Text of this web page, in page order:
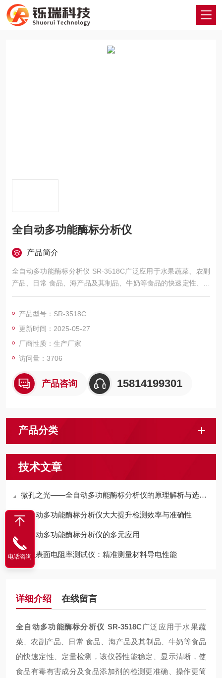
全自动多功能酶标分析仪
产品简介
全自动多功能酶标分析仪 SR-3518C广泛应用于水果蔬菜、农副
产品、日常 食品、海产品及其制品、牛奶等食品的快速定性、定
量检测，该仪器性能稳定、显示清晰，使食品有毒有害成分及食
流通等领域
产品型号：SR-3518C
更新时间：2025-05-27
厂商性质：生产厂家
访问量：3706
产品咨询 15814199301
产品分类
技术文章
微孔之光——全自动多功能酶标分析仪的原理解析与选型指南
全自动多功能酶标分析仪大大提升检测效率与准确性
全自动多功能酶标分析仪的多元应用
体积表面电阻率测试仪：精准测量材料导电性能
详细介绍 在线留言
全自动多功能酶标分析仪 SR-3518C 广泛应用于水果蔬
菜、农副产品、日常 食品、海产品及其制品、牛奶等食品
的快速定性、定量检测，该仪器性能稳定、显示清晰，使
食品有毒有害成分及食品添加剂的检测更准确、操作更简
电话咨询